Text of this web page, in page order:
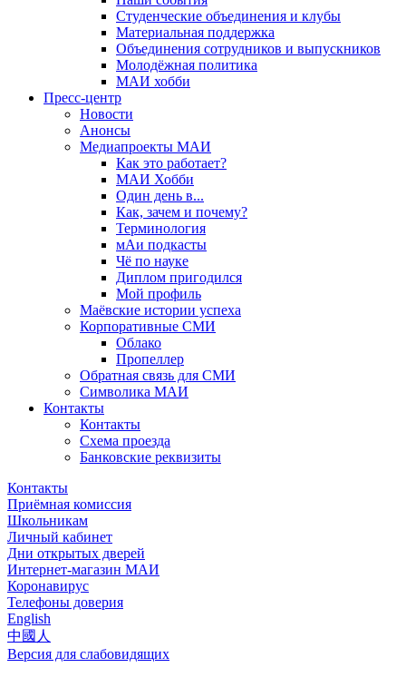
Студенческие объединения и клубы
Материальная поддержка
Объединения сотрудников и выпускников
Молодёжная политика
МАИ хобби
Пресс-центр
Новости
Анонсы
Медиапроекты МАИ
Как это работает?
МАИ Хобби
Один день в...
Как, зачем и почему?
Терминология
мАи подкасты
Чё по науке
Диплом пригодился
Мой профиль
Маёвские истории успеха
Корпоративные СМИ
Облако
Пропеллер
Обратная связь для СМИ
Символика МАИ
Контакты
Контакты
Схема проезда
Банковские реквизиты
Контакты
Приёмная комиссия
Школьникам
Личный кабинет
Дни открытых дверей
Интернет-магазин МАИ
Коронавирус
Телефоны доверия
English
中國人
Версия для слабовидящих